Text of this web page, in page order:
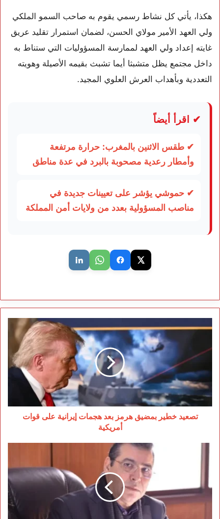
هكذا، يأتي كل نشاط رسمي يقوم به صاحب السمو الملكي
ولي العهد الأمير مولاي الحسن، لضمان استمرار تقليد عريق
غايته إعداد ولي العهد لممارسة المسؤوليات التي ستناط به
داخل مجتمع يظل متشبثا أيما تشبث بقيمه الأصيلة وهويته
التعددية وبأهداب العرش العلوي المجيد.
✔ اقرأ أيضاً
✔ طقس الاثنين بالمغرب: حرارة مرتفعة
وأمطار رعدية مصحوبة بالبرد في عدة مناطق
✔ حموشي يؤشر على تعيينات جديدة في
مناصب المسؤولية بعدد من ولايات أمن المملكة
تصعيد
خطير
هرمز
بعد
هجمات
إيرانية
على
قوات
أمريكية
تصعيد خطير بمضيق هرمز بعد هجمات إيرانية على قوات
أمريكية
شبهة
تضارب
مصالح
تلاحق
مجلس
جماعة